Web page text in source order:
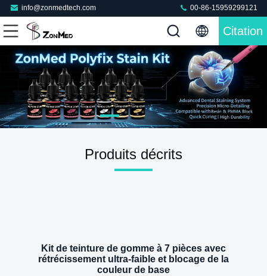
info@zonmedtech.com 00-86-15959299121
Citation
Produits décrits
Kit de teinture de gomme à 7 pièces avec
rétrécissement ultra-faible et blocage de la
couleur de base